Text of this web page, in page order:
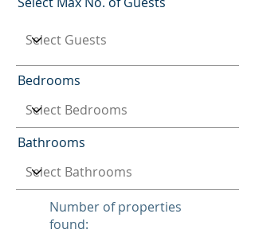
Bedrooms
Bathrooms
Number of properties
found: